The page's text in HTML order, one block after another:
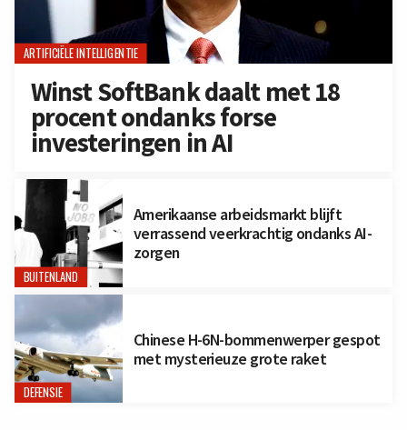
ARTIFICIËLE INTELLIGENTIE
Winst SoftBank daalt met 18
procent ondanks forse
investeringen in AI
BUITENLAND
Amerikaanse arbeidsmarkt blijft
verrassend veerkrachtig ondanks AI-
zorgen
DEFENSIE
Chinese H-6N-bommenwerper gespot
met mysterieuze grote raket